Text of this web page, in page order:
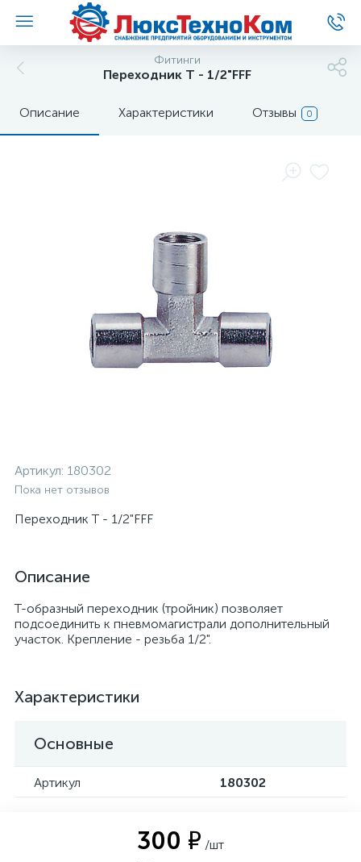
Фитинги
Переходник T - 1/2"FFF
Описание Характеристики Отзывы 0
Артикул: 180302
Пока нет отзывов
Переходник T - 1/2"FFF
Описание
T-образный переходник (тройник) позволяет
подсоединить к пневмомагистрали дополнительный
участок. Крепление - резьба 1/2".
Характеристики
Основные
Артикул 180302
300 ₽ /шт